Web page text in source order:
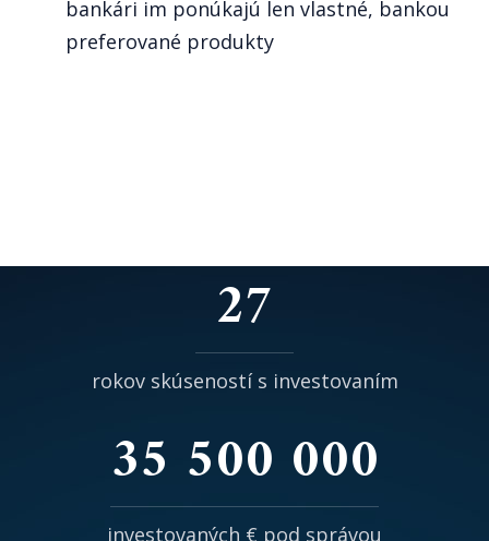
bankári im ponúkajú len vlastné, bankou
preferované produkty
27
rokov skúseností s investovaním
35 500 000
investovaných € pod správou